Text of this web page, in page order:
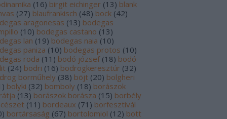
(16) birgit eichinger (13) blank
(27) blaufrankisch (48) bock (42)
aragonesas (13) bodegas
(10) bodegas castano (13)
lan (19) bodegas naia (10)
paniza (10) bodegas protos (10)
roda (11 ) bodó józsef (18) bodó
(24) bodri (16) bodrogkeresztúr (32)
borműhely (38) böjt (20) bolgheri
) bolyki (32) bomboly (18) borászok
(13) borászok borásza (15) borbély
(11 ) bordeaux (71 ) borfesztivál
) bortársaság (67) bortolomiol (12) bott